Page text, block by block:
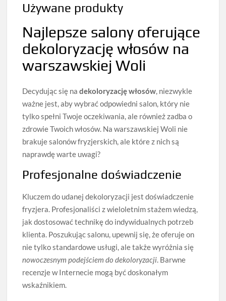
Używane produkty
Najlepsze salony oferujące
dekoloryzację włosów na
warszawskiej Woli
Decydując się nadekoloryzację włosów, niezwykle
ważne jest, aby wybrać odpowiedni salon, który nie
tylko spełni Twoje oczekiwania, ale również zadba o
zdrowie Twoich włosów. Na warszawskiej Woli nie
brakuje salonów fryzjerskich, ale które z nich są
naprawdę warte uwagi?
Profesjonalne doświadczenie
Kluczem do udanej dekoloryzacji jest doświadczenie
fryzjera. Profesjonaliści z wieloletnim stażem wiedzą,
jak dostosować technikę do indywidualnych potrzeb
klienta. Poszukując salonu, upewnij się, że oferuje on
nie tylko standardowe usługi, ale także wyróżnia się
nowoczesnym podejściem do dekoloryzacji. Barwne
recenzje w Internecie mogą być doskonałym
wskaźnikiem.